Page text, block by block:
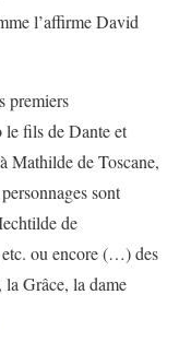
l’affirme David
premiers
le fils de Dante et
Mathilde de Toscane,
sont
de
ou encore (…) des
Grâce, la dame